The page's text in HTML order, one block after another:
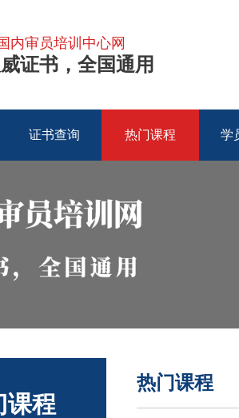
内审员培训中心网
证书，全国通用
证书查询 热门课程 学
课程
热门课程